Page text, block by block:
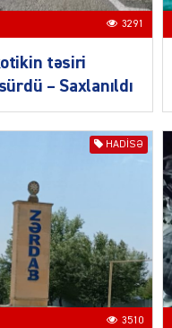
3291
təsiri
– Saxlanıldı
HADISƏ
3510